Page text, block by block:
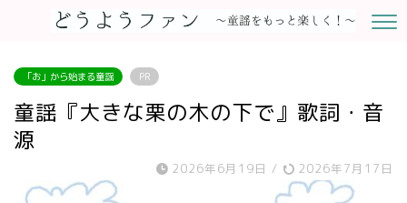
「お」から始まる童謡 PR
童謡『大きな栗の木の下で』歌詞・音
源
2026年6月19日 / 2026年7月17日